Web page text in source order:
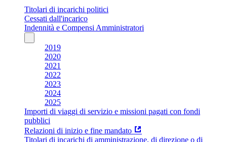
Titolari di incarichi politici
Cessati dall'incarico
Indennità e Compensi Amministratori
2019
2020
2021
2022
2023
2024
2025
Importi di viaggi di servizio e missioni pagati con fondi
pubblici
Relazioni di inizio e fine mandato
Titolari di incarichi di amministrazione, di direzione o di